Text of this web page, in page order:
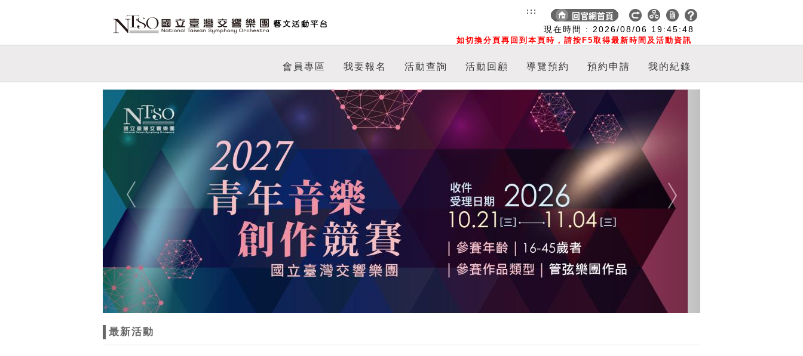
現在時間 : 2026/08/06 19:45:48
如切換分頁再回到本頁時，請按F5取得最新時間及活動資訊
:::
會員專區 我要報名 活動查詢 活動回顧 導覽預約 預約申請 我的紀錄
Previous Next
最新活動